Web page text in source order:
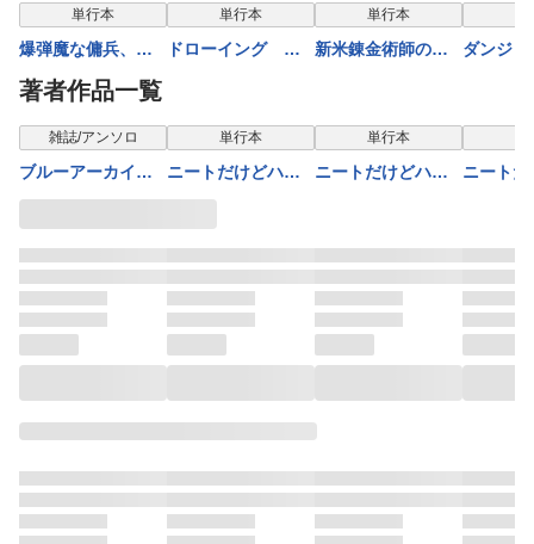
単行本
爆弾魔な傭兵、同
時召喚された最強
チート共を片っ端
から消し飛ばす3
単行本
ドローイング 最
無双する！19
単行本
新米錬金術師の店
ダンジ
著者作品一覧
雑誌/アンソロ
ブルーアーカイブ
電撃コミックアン
単行本
ニートだけどハロ
ワにいったら異世
14
単行本
ニートだけどハロ
ニート